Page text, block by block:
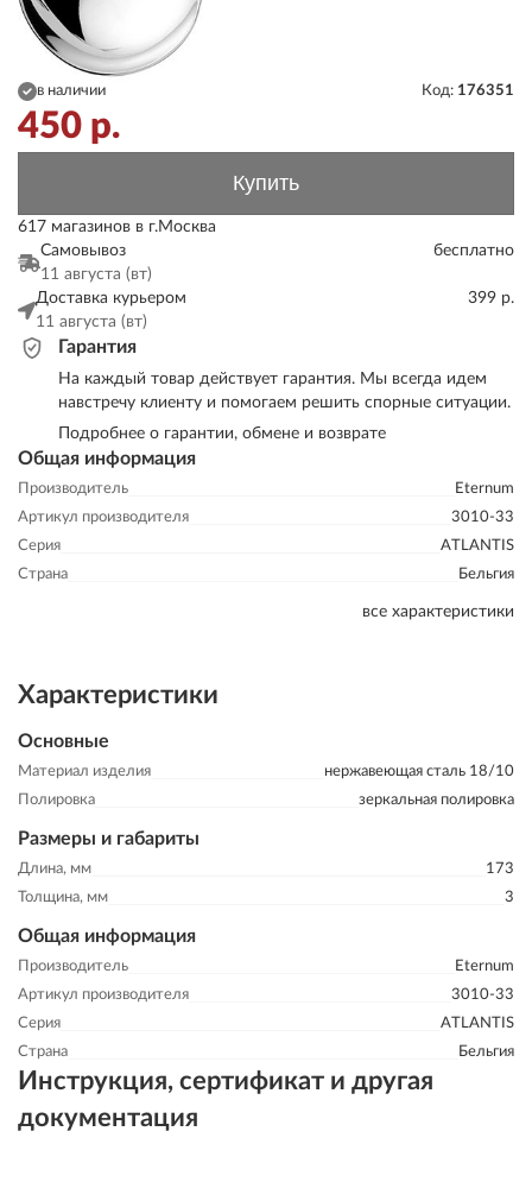
Общая информация
Производитель
Eternum
Артикул производителя
3010-33
Серия
ATLANTIS
Страна
Бельгия
все характеристики
в наличии Код: 176351
450 р.
Купить
617 магазинов в г.Москва
Самовывоз
11 августа (вт)
бесплатно
Доставка курьером
11 августа (вт)
399 р.
Гарантия
На каждый товар действует гарантия. Мы всегда идем
навстречу клиенту и помогаем решить спорные ситуации.
Подробнее о гарантии, обмене и возврате
Характеристики
Основные
Материал изделия
нержавеющая сталь 18/10
Полировка
зеркальная полировка
Размеры и габариты
Длина, мм
173
Толщина, мм
3
Общая информация
Производитель
Eternum
Артикул производителя
3010-33
Серия
ATLANTIS
Страна
Бельгия
Инструкция, сертификат и другая
документация